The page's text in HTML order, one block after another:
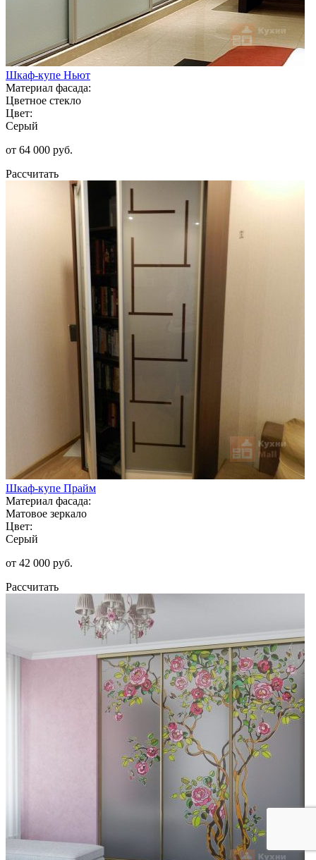
Шкаф-купе Ньют
Материал фасада:
Цветное стекло
Цвет:
Серый
от 64 000 руб.
Рассчитать
Шкаф-купе Прайм
Материал фасада:
Матовое зеркало
Цвет:
Серый
от 42 000 руб.
Рассчитать